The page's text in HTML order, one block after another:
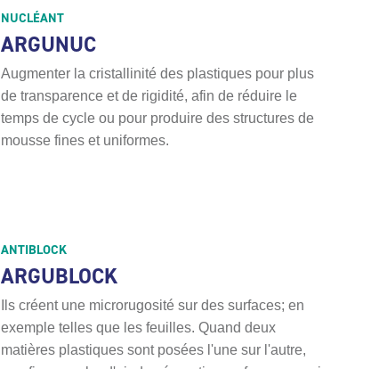
NUCLÉANT
ARGUNUC
Augmenter la cristallinité des plastiques pour plus
de transparence et de rigidité, afin de réduire le
temps de cycle ou pour produire des structures de
mousse fines et uniformes.
ANTIBLOCK
ARGUBLOCK
Ils créent une microrugosité sur des surfaces; en
exemple telles que les feuilles. Quand deux
matières plastiques sont posées l'une sur l'autre,